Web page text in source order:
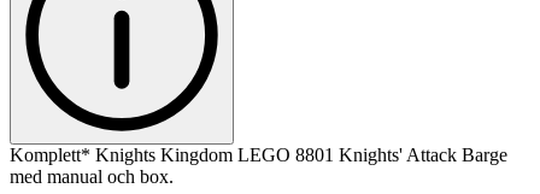
Komplett* Knights Kingdom LEGO 8801 Knights' Attack Barge
med manual och box.